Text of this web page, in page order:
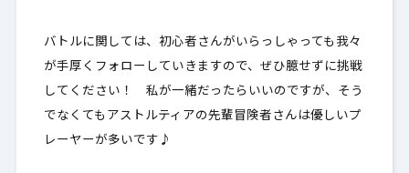
バトルに関しては、初心者さんがいらっしゃっても我々
が手厚くフォローしていきますので、ぜひ臆せずに挑戦
してください！ 私が一緒だったらいいのですが、そう
でなくてもアストルティアの先輩冒険者さんは優しいプ
レーヤーが多いです♪